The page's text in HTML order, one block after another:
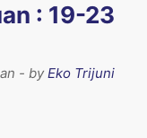
: 19-23
- byEko Trijuni